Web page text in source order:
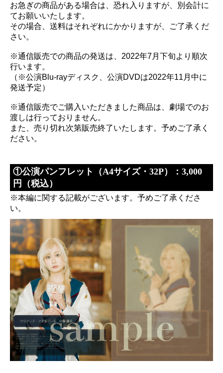
お急ぎの商品がある場合は、恐れ入りますが、別会計に
てお願いいたします。
その場合、送料はそれぞれにかかりますが、ご了承くだ
さい。
※通信販売での商品の発送は、2022年7月下旬より順次
行います。
（※公演Blu-rayディスク、公演DVDは2022年11月中に
発送予定）
※通信販売でご購入いただきました商品は、劇場でのお
渡しは行っておりません。
また、売り切れ次第販売終了いたします。予めご了承く
ださい。
①公演パンフレット（A4サイズ・32P）：3,000
円（税込）
※本編に関する記載がございます。予めご了承くださ
い。